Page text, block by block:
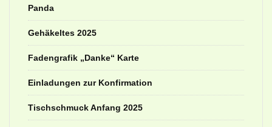
Panda
Gehäkeltes 2025
Fadengrafik „Danke“ Karte
Einladungen zur Konfirmation
Tischschmuck Anfang 2025